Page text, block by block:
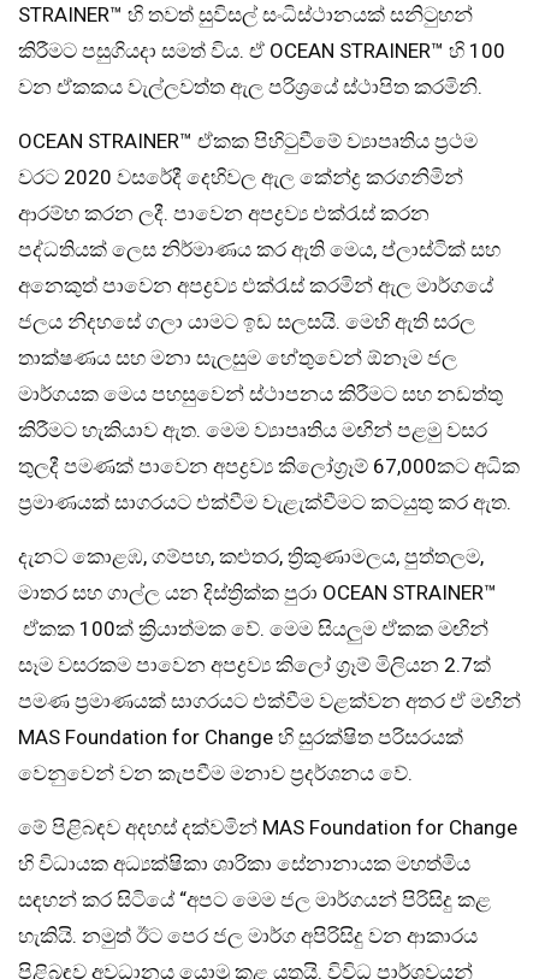
STRAINER™ හි තවත් සුවිසල් සංධිස්ථානයක් සනිටුහන්
කිරීමට පසුගියදා සමත් විය. ඒ OCEAN STRAINER™ හි 100
වන ඒකකය වැල්ලවත්ත ඇල පරිශ්‍රයේ ස්ථාපිත කරමිනි.
OCEAN STRAINER™ ඒකක පිහිටුවීමේ ව්‍යාපෘතිය ප්‍රථම
වරට 2020 වසරේදී දෙහිවල ඇල කේන්ද්‍ර කරගනිමින්
ආරම්භ කරන ලදී. පාවෙන අපද්‍රව්‍ය එක්රැස් කරන
පද්ධතියක් ලෙස නිර්මාණය කර ඇති මෙය, ප්ලාස්ටික් සහ
අනෙකුත් පාවෙන අපද්‍රව්‍ය එක්රැස් කරමින් ඇල මාර්ගයේ
ජලය නිදහසේ ගලා යාමට ඉඩ සලසයි. මෙහි ඇති සරල
තාක්ෂණය සහ මනා සැලසුම හේතුවෙන් ඕනෑම ජල
මාර්ගයක මෙය පහසුවෙන් ස්ථාපනය කිරීමට සහ නඩත්තු
කිරීමට හැකියාව ඇත. මෙම ව්‍යාපෘතිය මඟින් පළමු වසර
තුලදී පමණක් පාවෙන අපද්‍රව්‍ය කිලෝග්‍රෑම් 67,000කට අධික
ප්‍රමාණයක් සාගරයට එක්වීම වැළැක්වීමට කටයුතු කර ඇත.
දැනට කොළඹ, ගම්පහ, කළුතර, ත්‍රිකුණාමලය, පුත්තලම,
මාතර සහ ගාල්ල යන දිස්ත්‍රික්ක පුරා OCEAN STRAINER™
ඒකක 100ක් ක්‍රියාත්මක වේ. මෙම සියලුම ඒකක මඟින්
සෑම වසරකම පාවෙන අපද්‍රව්‍ය කිලෝ ග්‍රෑම් මිලියන 2.7ක්
පමණ ප්‍රමාණයක් සාගරයට එක්වීම වළක්වන අතර ඒ මඟින්
MAS Foundation for Change හි සුරක්ෂිත පරිසරයක්
වෙනුවෙන් වන කැපවීම මනාව ප්‍රදර්ශනය වේ.
මේ පිළිබඳව අදහස් දක්වමින් MAS Foundation for Change
හි විධායක අධ්‍යක්ෂිකා ශාරිකා සේනානායක මහත්මිය
සඳහන් කර සිටියේ “අපට මෙම ජල මාර්ගයන් පිරිසිදු කළ
හැකියි. නමුත් ඊට පෙර ජල මාර්ග අපිරිසිදු වන ආකාරය
පිළිබඳව අවධානය යොමු කළ යුතුයි. විවිධ පාර්ශවයන්